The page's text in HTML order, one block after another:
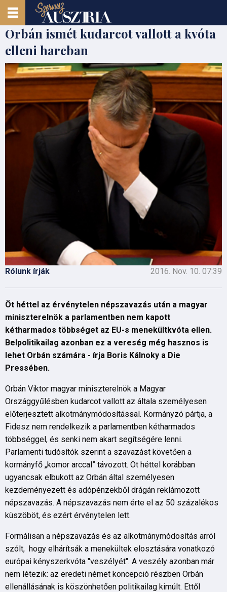
Orbán ismét kudarcot vallott a kvóta
elleni harcban
Rólunk írják 2016. Nov. 10. 07:39
Öt héttel az érvénytelen népszavazás után a magyar
miniszterelnök a parlamentben nem kapott
kétharmados többséget az EU-s menekültkvóta ellen.
Belpolitikailag azonban ez a vereség még hasznos is
lehet Orbán számára - írja Boris Kálnoky a Die
Pressében.
Orbán Viktor magyar miniszterelnök a Magyar
Országgyűlésben kudarcot vallott az általa személyesen
előterjesztett alkotmánymódosítással. Kormányzó pártja, a
Fidesz nem rendelkezik a parlamentben kétharmados
többséggel, és senki nem akart segítségére lenni.
Parlamenti tudósítók szerint a szavazást követően a
kormányfő „komor arccal” távozott. Öt héttel korábban
ugyancsak elbukott az Orbán által személyesen
kezdeményezett és adópénzekből drágán reklámozott
népszavazás. A népszavazás nem érte el az 50 százalékos
küszöböt, és ezért érvénytelen lett.
Formálisan a népszavazás és az alkotmánymódosítás arról
szólt, hogy elhárítsák a menekültek elosztására vonatkozó
európai kényszerkvóta "veszélyét". A veszély azonban már
nem létezik: az eredeti német koncepció részben Orbán
ellenállásának is köszönhetően politikailag kimúlt. Ettől